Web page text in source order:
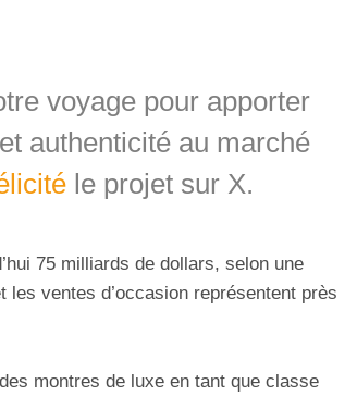
voyage pour apporter
authenticité au marché
le projet sur X.
75 milliards de dollars, selon une
ventes d’occasion représentent près
montres de luxe en tant que classe